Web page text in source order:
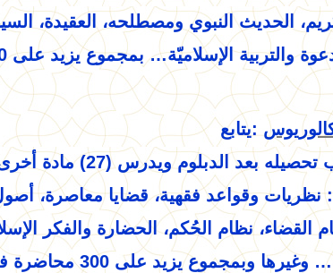
الحديث النبوي ومصطلحه، العقيدة،
الإسلاميّة… بمجموع يزيد على 300 محاضرة في المواد المقررة.
:يتابع
الدبلوم ويدرس (27) مادة أخرى.. تضم العديد من المقررات
نظريات وقواعد فقهية، قضايا معاصرة،
القضاء، نظام الحُكم، الحضارة والفكر
وبمجموع يزيد على 300 محاضرة في المواد المقررة.